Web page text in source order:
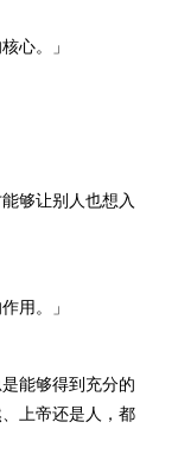
心。」
够让别人也想入
用。」
能够得到充分的
上帝还是人，都